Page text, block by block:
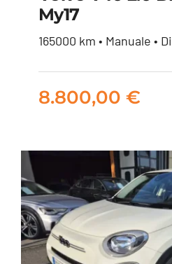
Volvo
My17
165000 km • Manuale •
8.800,00 €